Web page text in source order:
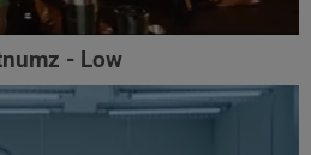
- Low